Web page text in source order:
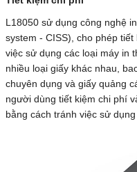
L18050 sử dụng công nghệ
system - CISS), cho phép
việc sử dụng các loại máy in
nhiều loại giấy khác nhau,
chuyên dụng và giấy quảng
người dùng tiết kiệm chi phí
bằng cách tránh việc sử